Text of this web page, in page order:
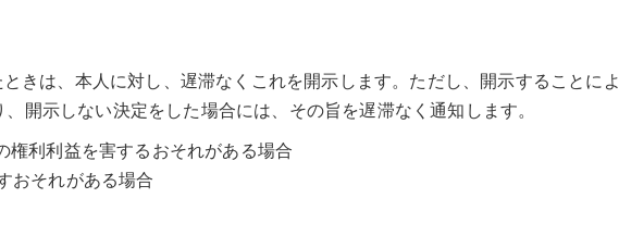
きは、本人に対し、遅滞なくこれを開示します。ただし、開示することに
開示しない決定をした場合には、その旨を遅滞なく通知します。
権利利益を害するおそれがある場合
おそれがある場合